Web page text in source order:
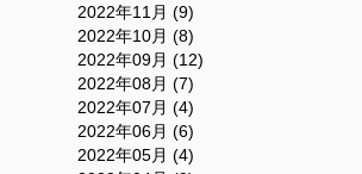
2022年11月 (9)
2022年10月 (8)
2022年09月 (12)
2022年08月 (7)
2022年07月 (4)
2022年06月 (6)
2022年05月 (4)